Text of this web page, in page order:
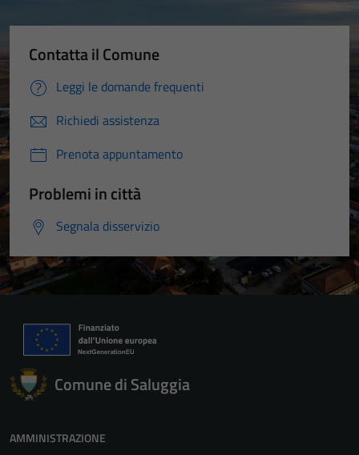
Contatta il Comune
Leggi le domande frequenti
Richiedi assistenza
Prenota appuntamento
Problemi in città
Segnala disservizio
Comune di Saluggia
AMMINISTRAZIONE